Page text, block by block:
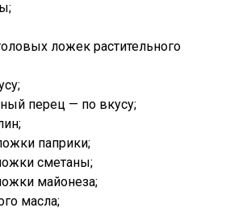
ложек растительного
перец — по вкусу;
паприки;
сметаны;
майонеза;
масла;